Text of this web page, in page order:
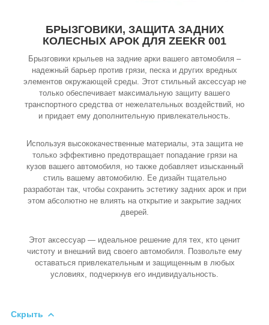
БРЫЗГОВИКИ, ЗАЩИТА ЗАДНИХ
КОЛЕСНЫХ АРОК ДЛЯ ZEEKR 001
Брызговики крыльев на задние арки вашего автомобиля –
надежный барьер против грязи, песка и других вредных
элементов окружающей среды. Этот стильный аксессуар не
только обеспечивает максимальную защиту вашего
транспортного средства от нежелательных воздействий, но
и придает ему дополнительную привлекательность.
Используя высококачественные материалы, эта защита не
только эффективно предотвращает попадание грязи на
кузов вашего автомобиля, но также добавляет изысканный
стиль вашему автомобилю. Ее дизайн тщательно
разработан так, чтобы сохранить эстетику задних арок и при
этом абсолютно не влиять на открытие и закрытие задних
дверей.
Этот аксессуар — идеальное решение для тех, кто ценит
чистоту и внешний вид своего автомобиля. Позвольте ему
оставаться привлекательным и защищенным в любых
условиях, подчеркнув его индивидуальность.
Скрыть